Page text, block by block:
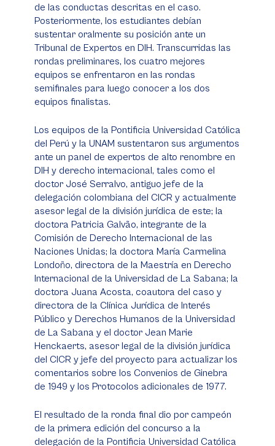
de las conductas descritas en el caso.
Posteriormente, los estudiantes debían
sustentar oralmente su posición ante un
Tribunal de Expertos en DIH. Transcurridas las
rondas preliminares, los cuatro mejores
equipos se enfrentaron en las rondas
semifinales para luego conocer a los dos
equipos finalistas.
Los equipos de la Pontificia Universidad Católica
del Perú y la UNAM sustentaron sus argumentos
ante un panel de expertos de alto renombre en
DIH y derecho internacional, tales como el
doctor José Serralvo, antiguo jefe de la
delegación colombiana del CICR y actualmente
asesor legal de la división jurídica de este; la
doctora Patricia Galvão, integrante de la
Comisión de Derecho Internacional de las
Naciones Unidas; la doctora María Carmelina
Londoño, directora de la Maestría en Derecho
Internacional de la Universidad de La Sabana; la
doctora Juana Acosta, coautora del caso y
directora de la Clínica Jurídica de Interés
Público y Derechos Humanos de la Universidad
de La Sabana y el doctor Jean Marie
Henckaerts, asesor legal de la división jurídica
del CICR y jefe del proyecto para actualizar los
comentarios sobre los Convenios de Ginebra
de 1949 y los Protocolos adicionales de 1977.
El resultado de la ronda final dio por campeón
de la primera edición del concurso a la
delegación de la Pontificia Universidad Católica